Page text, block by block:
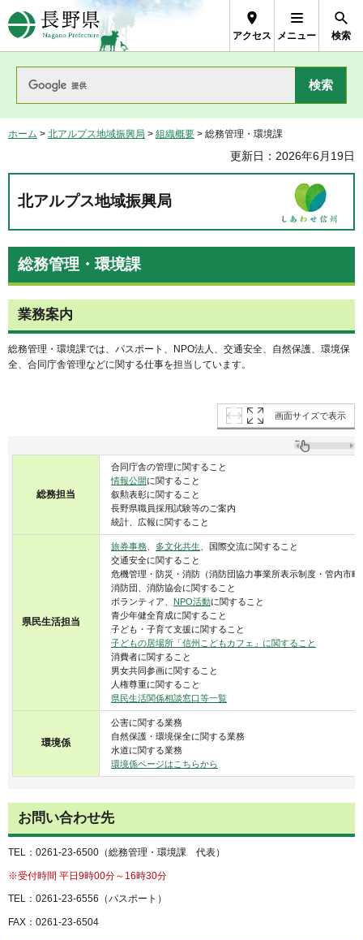
長野県Nagano Prefecture
アクセス メニュー 検索
ホーム > 北アルプス地域振興局 > 組織概要 > 総務管理・環境課
更新日：2026年6月19日
北アルプス地域振興局
総務管理・環境課
業務案内
総務管理・環境課では、パスポート、NPO法人、交通安全、自然保護、環境保
全、合同庁舎管理などに関する仕事を担当しています。
画面サイズで表示
総務担当
合同庁舎の管理に関すること
情報公開に関すること
叙勲表彰に関すること
長野県職員採用試験等のご案内
統計、広報に関すること
県民生活担当
旅券事務、 多文化共生、国際交流に関すること
交通安全に関すること
危機管理・防災・消防（消防団協力事業所表示制度・管内市
消防団、消防協会に関すること
ボランティア、 NPO活動に関すること
青少年健全育成に関すること
子ども・子育て支援に関すること
子どもの居場所「信州こどもカフェ」に関すること
消費者に関すること
男女共同参画に関すること
人権尊重に関すること
県民生活関係相談窓口等一覧
環境係
公害に関する業務
自然保護・環境保全に関する業務
水道に関する業務
環境係ページはこちらから
お問い合わせ先
TEL：0261-23-6500（総務管理・環境課 代表）
※受付時間 平日9時00分～16時30分
TEL：0261-23-6556（パスポート）
FAX：0261-23-6504